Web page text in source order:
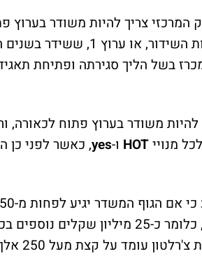
צריך להיות משודר בערוץ
התמודדה אף היא על זכויות
בשל הליך סגירתה ופתיחת
משודר בערוץ פתוח לכאורה,
HOT ו-yes, כאשר לפני כן
תשלום